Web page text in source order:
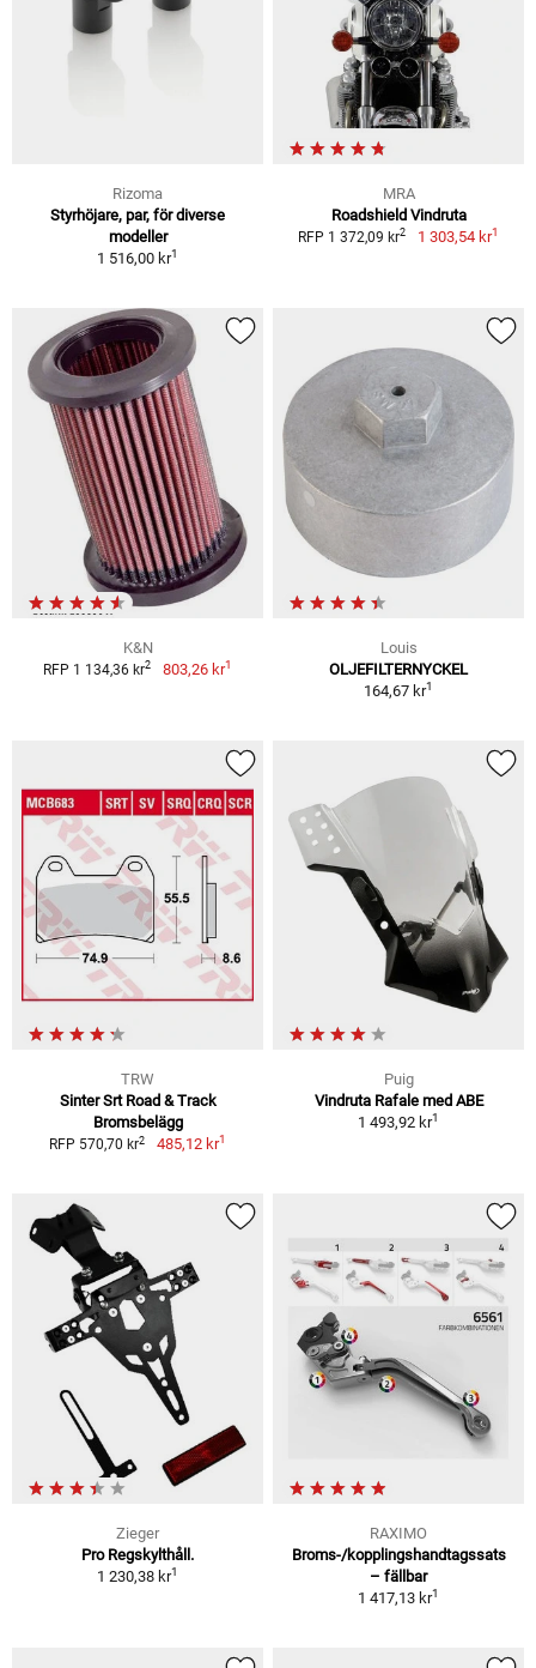
Rizoma
Styrhöjare, par, för diverse
modeller
1 516,00 kr1
MRA
Roadshield Vindruta
RFP 1 372,09 kr2 1 303,54 kr1
K&N
RFP 1 134,36 kr2 803,26 kr1
Louis
OLJEFILTERNYCKEL
164,67 kr1
TRW
Sinter Srt Road & Track
Bromsbelägg
RFP 570,70 kr2 485,12 kr1
Puig
Vindruta Rafale med ABE
1 493,92 kr1
Zieger
Pro Regskylthåll.
1 230,38 kr1
RAXIMO
Broms-/kopplingshandtagssats
– fällbar
1 417,13 kr1